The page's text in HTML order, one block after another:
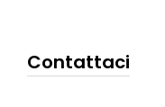
Contattaci